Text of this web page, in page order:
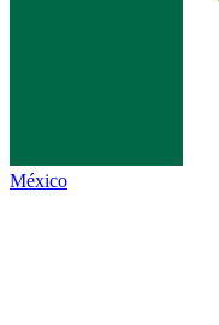
México